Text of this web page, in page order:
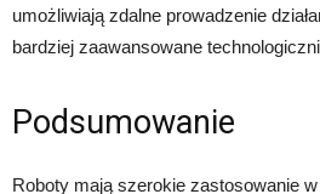
umożliwiają zdalne prowadzenie
bardziej zaawansowane
Podsumowanie
Roboty mają szerokie zastosowanie